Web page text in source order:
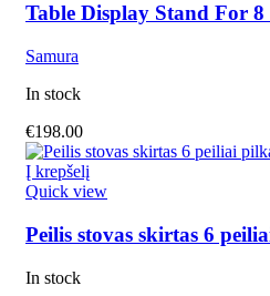
Table Display Stand For
Samura
In stock
€198.00
Į krepšelį
Quick view
Peilis stovas skirtas 6
In stock